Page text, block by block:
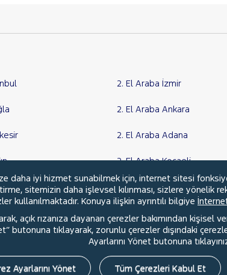
2. El Araba İzmir
2. El Araba Ankara
2. El Araba Adana
2. El Araba Kocaeli
Tüm Şehirler
Hakkımızda Şartlar & Kişisel Verilerin
daha iyi hizmet sunabilmek için, internet sitesi
sitemizin daha işlevsel kılınması, sizlere yönelik
kullanılmaktadır. Konuya ilişkin ayrıntılı bilgiye
açık rızanıza dayanan çerezler bakımından
butonuna tıklayarak, zorunlu çerezler dışındaki
Ayarlarını Yönet butonuna
Ayarlarını Yönet Tüm Çerezleri Kabul Et